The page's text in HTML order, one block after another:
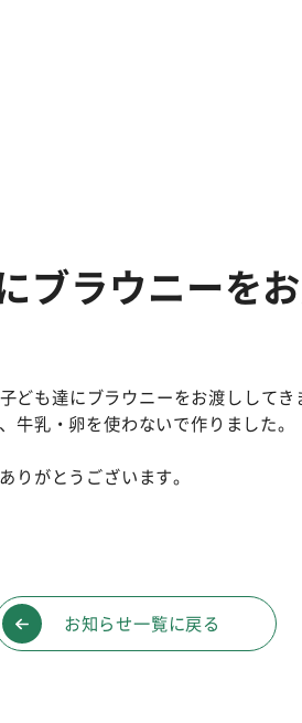
ブラウニーを
ども達にブラウニーをお渡ししてき
牛乳・卵を使わないで作りました。
りがとうございます。
お知らせ一覧に戻る